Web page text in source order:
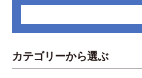
カテゴリーから選ぶ